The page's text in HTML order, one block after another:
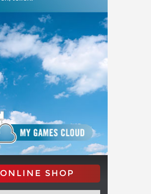
ONLINE SHOP